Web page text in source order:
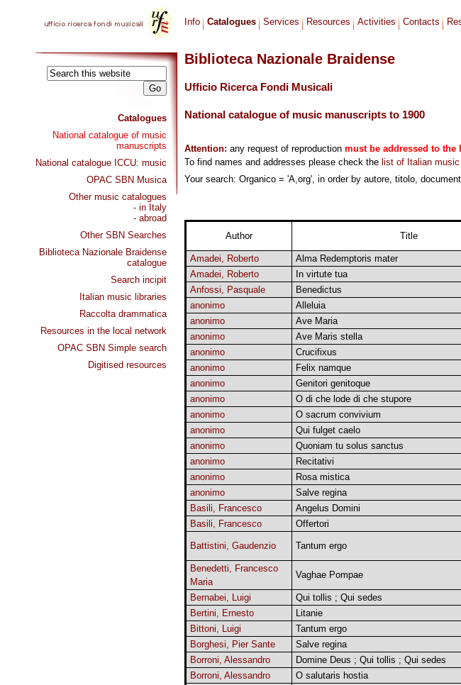
Catalogues
National catalogue of music
manuscripts
National catalogue ICCU: music
OPAC SBN Musica
Other music catalogues
- in Italy
- abroad
Other SBN Searches
Biblioteca Nazionale Braidense
catalogue
Search incipit
Italian music libraries
Raccolta drammatica
Resources in the local network
OPAC SBN Simple search
Digitised resources
Info Catalogues Services Resources Activities Contacts
Biblioteca Nazionale Braidense
Ufficio Ricerca Fondi Musicali
National catalogue of music manuscripts to 1900
Attention: any request of reproduction must be addressed to
To find names and addresses please check the list of Italian
Your search: Organico = 'A,org', in order by autore, titolo,
Author Title
Amadei, Roberto Alma Redemptoris mater
Amadei, Roberto
In virtute tua
Anfossi, Pasquale
Benedictus
anonimo
Alleluia
anonimo
Ave Maria
anonimo
Ave Maris stella
anonimo
Crucifixus
anonimo
Felix namque
anonimo
Genitori genitoque
anonimo
O di che lode di che stupore
anonimo
O sacrum convivium
anonimo
Qui fulget caelo
anonimo
Quoniam tu solus sanctus
anonimo
Recitativi
anonimo
Rosa mistica
anonimo
Salve regina
Basili, Francesco
Angelus Domini
Basili, Francesco
Offertori
Battistini, Gaudenzio Tantum ergo
Benedetti, Francesco
Maria
Vaghae Pompae
Bernabei, Luigi Qui tollis ; Qui sedes
Bertini, Ernesto
Litanie
Bittoni, Luigi
Tantum ergo
Borghesi, Pier Sante
Salve regina
Borroni, Alessandro
Domine Deus ; Qui tollis ; Qui sedes
Borroni, Alessandro
O salutaris hostia